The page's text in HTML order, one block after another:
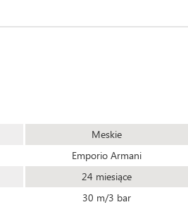
Meskie
Emporio Armani
24 miesiące
30 m/3 bar